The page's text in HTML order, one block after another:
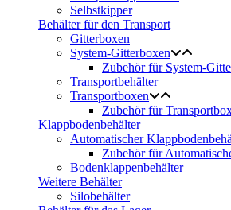
Selbstkipper
Behälter für den Transport
Gitterboxen
System-Gitterboxen
Zubehör für System-
Transportbehälter
Transportboxen
Zubehör für
Klappbodenbehälter
Automatischer
Zubehör für
Bodenklappenbehälter
Weitere Behälter
Silobehälter